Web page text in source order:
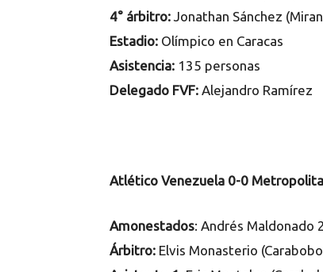
4° árbitro: Jonathan Sánchez
Estadio: Olímpico en Caracas
Asistencia: 135 personas
Delegado FVF: Alejandro Ramírez
Atlético Venezuela 0-0
Amonestados: Andrés Maldonado
Árbitro: Elvis Monasterio